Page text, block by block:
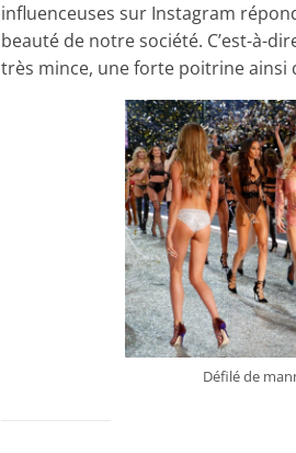
influenceuses sur Instagram
beauté de notre société. C’est-à-
très mince, une forte poitrine ainsi
Défilé de